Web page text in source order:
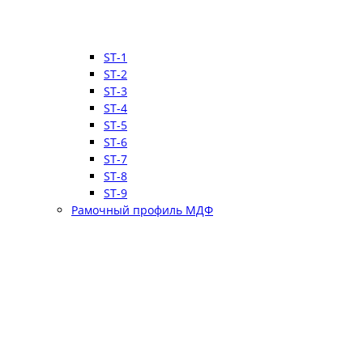
ST-1
ST-2
ST-3
ST-4
ST-5
ST-6
ST-7
ST-8
ST-9
Рамочный профиль МДФ